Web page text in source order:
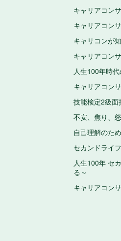
キャリアコン
キャリアコン
キャリコンが
キャリアコン
人生100年時
キャリアコン
技能検定2級面
不安、焦り、
自己理解のた
セカンドライ
人生100年 セ
る～
キャリアコン